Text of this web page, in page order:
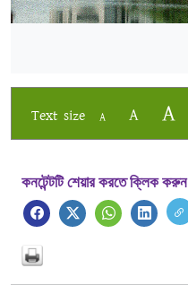
Text size A A A
কনটেন্টটি শেয়ার করতে ক্লিক করুন